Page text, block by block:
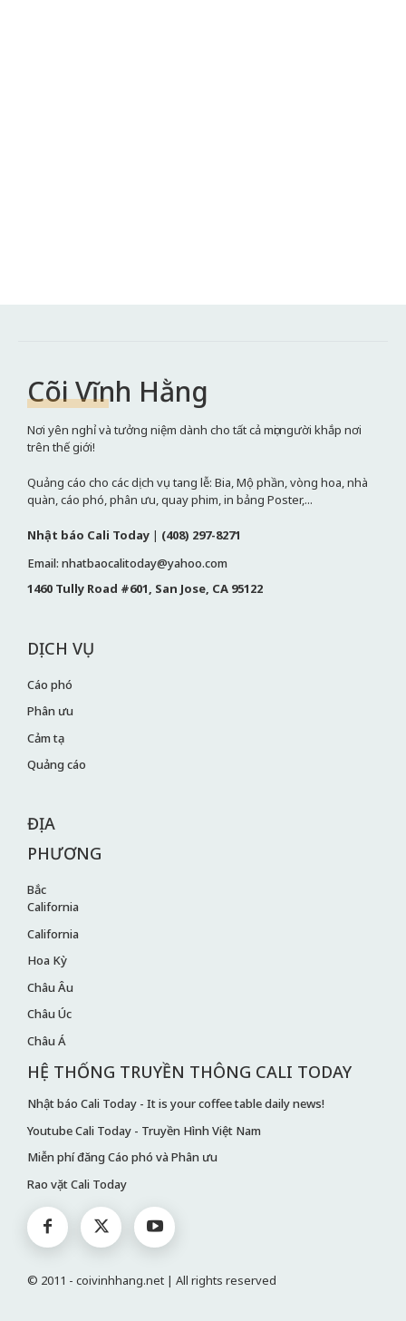
Cõi Vĩnh Hằng
Nơi yên nghỉ và tưởng niệm dành cho tất cả mọi người khắp nơi
trên thế giới!
Quảng cáo cho các dịch vụ tang lễ: Bia, Mộ phần, vòng hoa, nhà
quàn, cáo phó, phân ưu, quay phim, in bảng Poster,...
Nhật báo Cali Today | (408) 297-8271
Email: nhatbaocalitoday@yahoo.com
1460 Tully Road #601, San Jose, CA 95122
DỊCH VỤ
Cáo phó
Phân ưu
Cảm tạ
Quảng cáo
ĐỊA
PHƯƠNG
Bắc
California
California
Hoa Kỳ
Châu Âu
Châu Úc
Châu Á
HỆ THỐNG TRUYỀN THÔNG CALI TODAY
Nhật báo Cali Today - It is your coffee table daily news!
Youtube Cali Today - Truyền Hình Việt Nam
Miễn phí đăng Cáo phó và Phân ưu
Rao vặt Cali Today
© 2011 - coivinhhang.net | All rights reserved